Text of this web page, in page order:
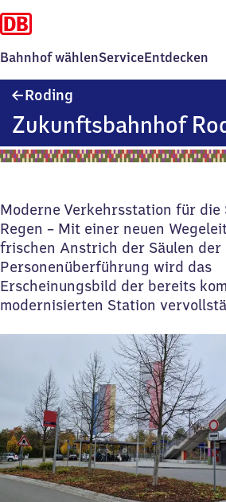
Bahnhof wählenServiceEntdecken
Roding
Zukunftsbahnhof
Moderne Verkehrsstation für die
Regen – Mit einer neuen
frischen Anstrich der Säulen der
Personenüberführung wird das
Erscheinungsbild der bereits
modernisierten Station